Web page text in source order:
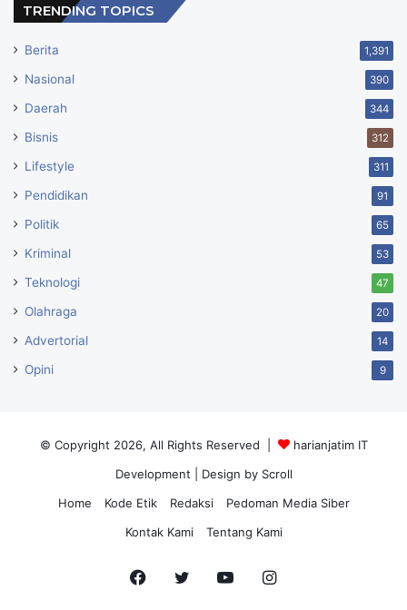
TRENDING TOPICS
Berita 1,391
Nasional 390
Daerah 344
Bisnis 312
Lifestyle 311
Pendidikan 91
Politik 65
Kriminal 53
Teknologi 47
Olahraga 20
Advertorial 14
Opini 9
© Copyright 2026, All Rights Reserved |
harianjatim IT
Development
| Design by Scroll
Home
Kode Etik Redaksi
Pedoman Media Siber
Kontak Kami
Tentang Kami
Facebook
TwitterYouTubeInstagram